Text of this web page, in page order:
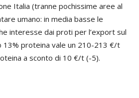
Italia (tranne pochissime aree al
umano: in media basse le
interesse dai proti per l’export sul
13% proteina vale un 210-213 €/t
a sconto di 10 €/t (-5).